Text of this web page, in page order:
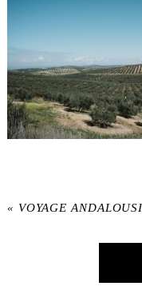
« VOYAGE